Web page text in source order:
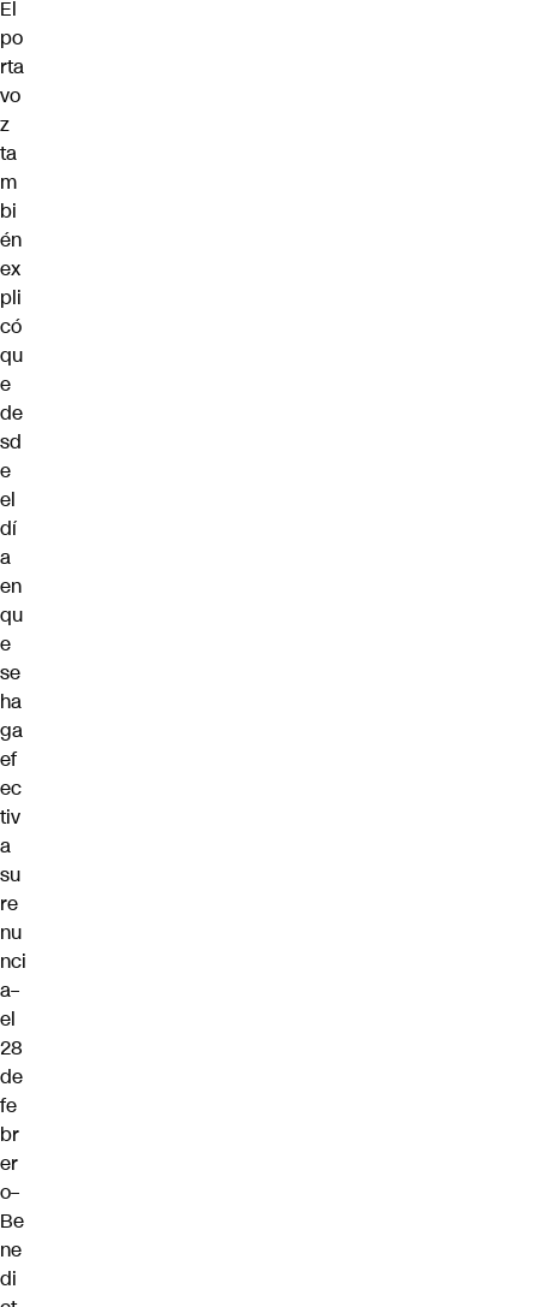
El
po
rta
vo
z
ta
m
bi
én
ex
pli
có
qu
e
de
sd
e
el
dí
a
en
qu
e
se
ha
ga
ef
ec
tiv
a
su
re
nu
nci
a–
el
28
de
fe
br
er
o–
Be
ne
di